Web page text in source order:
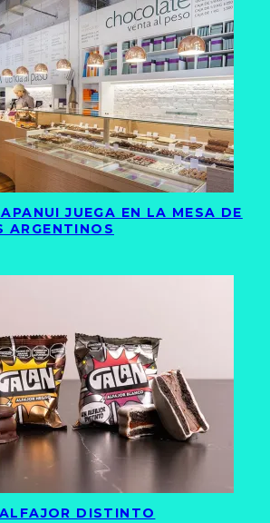
JUEGA EN LA MESA DE
ARGENTINOS
DISTINTO